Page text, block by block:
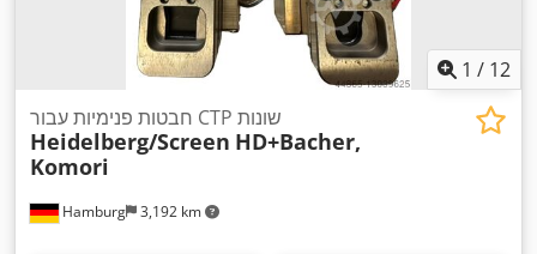
1 / 12
Hamburg 3,192 km
חבטות פנימיות עבור CTP שונות
Heidelberg/Screen HD+Bacher,
Komori